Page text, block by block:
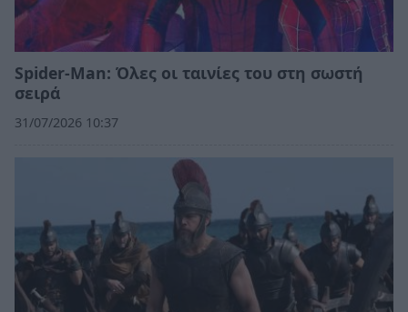
Spider-Man: Όλες οι ταινίες του στη σωστή
σειρά
31/07/2026 10:37